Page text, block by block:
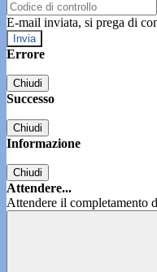
E-mail inviata, si prega di
Errore
Chiudi
Successo
Chiudi
Informazione
Chiudi
Attendere...
Attendere il completamento